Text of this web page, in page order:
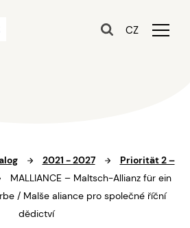
CZ
2021 - 2027
Priorität 2 –
MALLIANCE – Maltsch-Allianz für ein
/ Malše aliance pro společné říční
dědictví